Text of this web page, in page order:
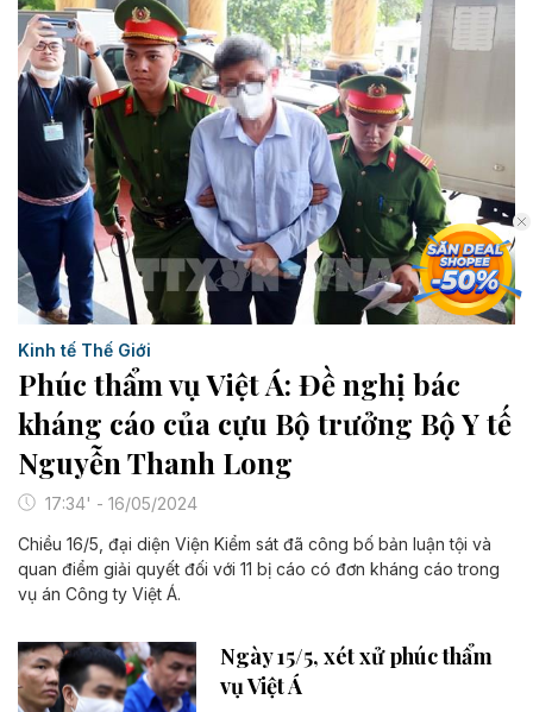
Kinh tế Thế Giới
Phúc thẩm vụ Việt Á: Đề nghị bác
kháng cáo của cựu Bộ trưởng Bộ Y tế
Nguyễn Thanh Long
17:34' - 16/05/2024
Chiều 16/5, đại diện Viện Kiểm sát đã công bố bản luận tội và
quan điểm giải quyết đối với 11 bị cáo có đơn kháng cáo trong
vụ án Công ty Việt Á.
Ngày 15/5, xét xử phúc thẩm
vụ Việt Á